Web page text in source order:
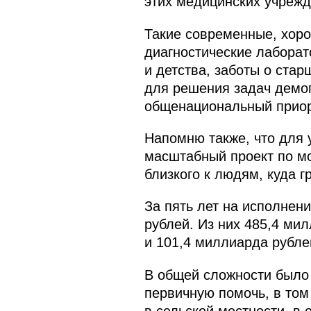
Такие современные,
диагностические
и детства, заботы о
для решения задач
общенациональный
Напомню также, что для
масштабный проект по
близкого к людям, куда
За пять лет на
рублей. Из них 485,4
и 101,4 миллиарда
В общей сложности было
первичную помочь, в